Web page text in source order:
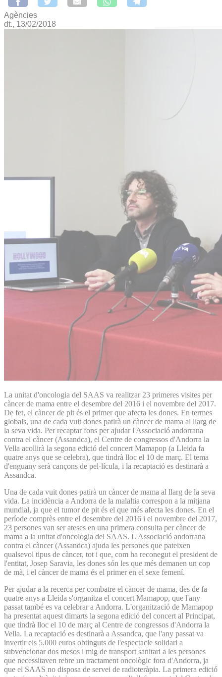
Agències
dt., 13/02/2018
La unitat d'oncologia del SAAS va realitzar 23 primeres visites per
càncer de mama entre el desembre del 2016 i el novembre del 2017.
De fet, el càncer de pit és el primer que afecta les dones. En termes
globals, una de cada vuit dones patirà un càncer de mama al llarg de
la seva vida. Per recaptar fons per ajudar l'Associació andorrana
contra el càncer (Assandca), el Centre de congressos d'Andorra la
Vella acollirà la segona edició del concert Mamapop (a Lleida fa
quatre anys que se celebra), que tindrà lloc el 10 de març. El tema
d'enguany serà cançons de pel·lícula, i la recaptació es destinarà a
Assandca.
Una de cada vuit dones patirà un càncer de mama al llarg de la seva
vida. La incidència a Andorra de la malaltia correspon a la mitjana
mundial, ja que el tumor de pit és el que més afecta les dones. En el
període comprès entre el desembre del 2016 i el novembre del 2017,
23 persones van ser ateses en una primera consulta per càncer de
mama a la unitat d'oncologia del SAAS. L'Associació andorrana
contra el càncer (Assandca) ajuda les persones que pateixen
qualsevol tipus de càncer, tot i que, com ha reconegut el president de
l'entitat, Josep Saravia, les dones són les que més demanen un cop
de mà, i el càncer de mama és el primer en el sexe femení.
Per ajudar a la recerca per combatre el càncer de mama, des de fa
quatre anys a Lleida s'organitza el concert Mamapop, que l'any
passat també es va celebrar a Andorra. L'organització de Mamapop
ha presentat aquest dimarts la segona edició del concert al Principat,
que tindrà lloc el 10 de març al Centre de congressos d'Andorra la
Vella. La recaptació es destinarà a Assandca, que l'any passat va
invertir els 5.000 euros obtinguts de l'espectacle solidari a
subvencionar dos mesos i mig de transport sanitari a les persones
que necessitaven rebre un tractament oncològic fora d'Andorra, ja
que el SAAS no disposa de servei de radioteràpia. La primera edició